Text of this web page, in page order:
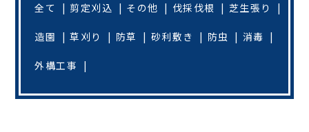
全て 剪定刈込 その他 伐採伐根 芝生張り
造園 草刈り 防草 砂利敷き 防虫 消毒
外構工事